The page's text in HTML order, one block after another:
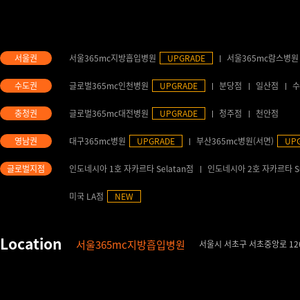
서울365mc지방흡입병원 UPGRADE 서울365mc람스병원
글로벌365mc인천병원 UPGRADE 분당점 일산점
글로벌365mc대전병원 UPGRADE 청주점 천안점
대구365mc병원 UPGRADE 부산365mc병원(서면)
인도네시아 1호 자카르타 Selatan점 인도네시아 2호 자카르타
미국 LA점 NEW
서울365mc지방흡입병원 서울시 서초구 서초중앙로